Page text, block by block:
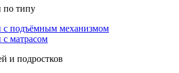
по типу
с подъёмным механизмом
с матрасом
и подростков